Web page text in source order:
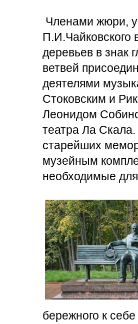
Членами жюри,
П.И.Чайковского
деревьев в знак
ветвей
деятелями
Стоковским и
Леонидом
театра Ла
старейших
музейным
необходимые
бережного к